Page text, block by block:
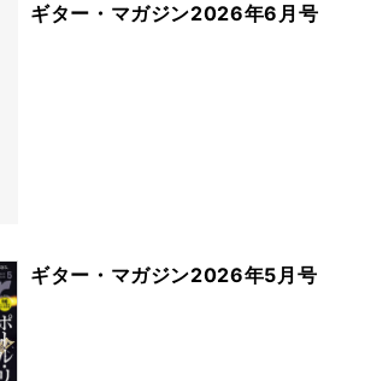
ギター・マガジン2026年6月号
ギター・マガジン2026年5月号